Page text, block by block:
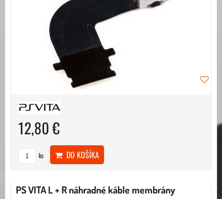
12,80 €
ks DO KOŠÍKA
PS VITA L + R náhradné káble membrány